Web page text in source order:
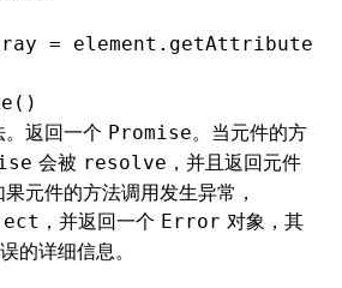
= element
返回一个 Promise。当元件的方
会被 resolve ，并且返回元件
元件的方法调用发生异常，
，并返回一个 Error 对象，其
的详细信息。